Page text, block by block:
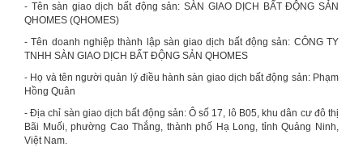
- Tên sàn giao dịch bất động sản: SÀN GIAO DỊCH BẤT ĐỘNG SẢN
QHOMES (QHOMES)
- Tên doanh nghiệp thành lập sàn giao dịch bất động sản: CÔNG TY
TNHH SÀN GIAO DỊCH BẤT ĐỘNG SẢN QHOMES
- Họ và tên người quản lý điều hành sàn giao dịch bất động sản: Phạm
Hồng Quân
- Địa chỉ sàn giao dịch bất động sản: Ô số 17, lô B05, khu dân cư đô thị
Bãi Muối, phường Cao Thắng, thành phố Hạ Long, tỉnh Quảng Ninh,
Việt Nam.